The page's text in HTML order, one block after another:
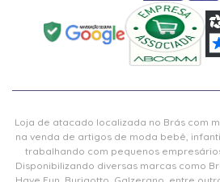
Loja de atacado localizada no Brás com
na venda de artigos de moda bebê,
trabalhando com pequenos
Disponibilizando diversas marcas como